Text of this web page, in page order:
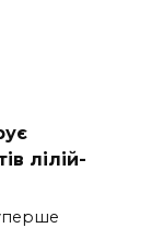
лілій-